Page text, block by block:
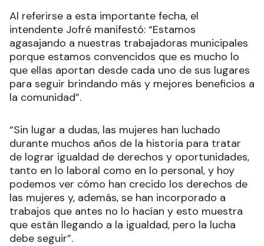
Al referirse a esta importante fecha, el
intendente Jofré manifestó: “Estamos
agasajando a nuestras trabajadoras municipales
porque estamos convencidos que es mucho lo
que ellas aportan desde cada uno de sus lugares
para seguir brindando más y mejores beneficios a
la comunidad”.
“Sin lugar a dudas, las mujeres han luchado
durante muchos años de la historia para tratar
de lograr igualdad de derechos y oportunidades,
tanto en lo laboral como en lo personal, y hoy
podemos ver cómo han crecido los derechos de
las mujeres y, además, se han incorporado a
trabajos que antes no lo hacían y esto muestra
que están llegando a la igualdad, pero la lucha
debe seguir”.